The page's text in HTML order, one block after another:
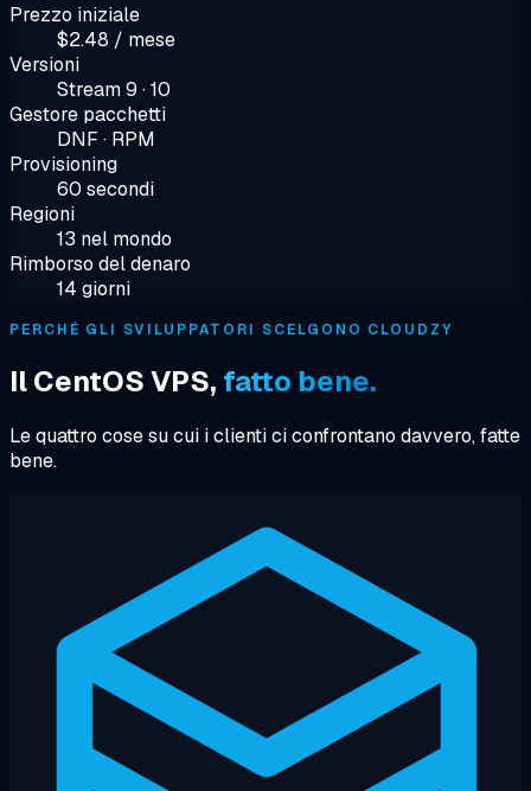
Prezzo iniziale
$2.48 / mese
Versioni
Stream 9 · 10
Gestore pacchetti
DNF · RPM
Provisioning
60 secondi
Regioni
13 nel mondo
Rimborso del denaro
14 giorni
PERCHÉ GLI SVILUPPATORI SCELGONO CLOUDZY
Il CentOS VPS, fatto bene.
Le quattro cose su cui i clienti ci confrontano davvero, fatte
bene.